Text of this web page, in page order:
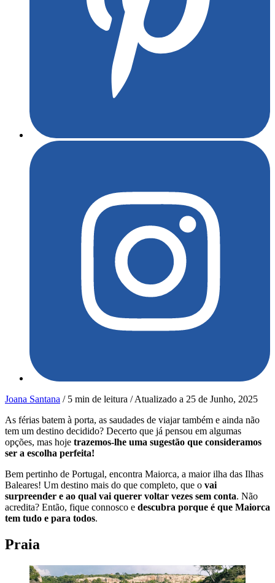
Joana Santana / 5 min de leitura /Atualizado a 25 de Junho, 2025
As férias batem à porta, as saudades de viajar também e ainda não
tem um destino decidido? Decerto que já pensou em algumas
opções, mas hoje trazemos-lhe uma sugestão que consideramos
ser a escolha perfeita!
Bem pertinho de Portugal, encontra Maiorca, a maior ilha das Ilhas
Baleares! Um destino mais do que completo, que o vai
surpreender e ao qual vai querer voltar vezes sem conta. Não
acredita? Então, fique connosco e descubra porque é que Maiorca
tem tudo e para todos.
Praia